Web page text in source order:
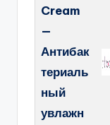
Cream
—
Антибак
териаль
ный
увлажн